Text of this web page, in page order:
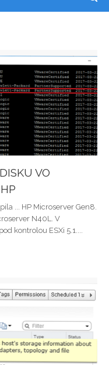
VO
... HP Microserver Gen8.
N40L. V
kontrolou ESXi 5.1....